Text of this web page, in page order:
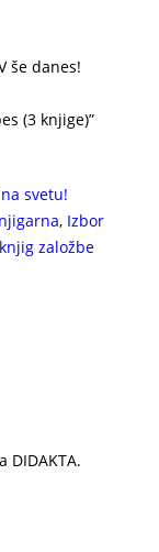
še danes!
(3 knjige)”
svetu!
, Izbor
založbe
DIDAKTA.